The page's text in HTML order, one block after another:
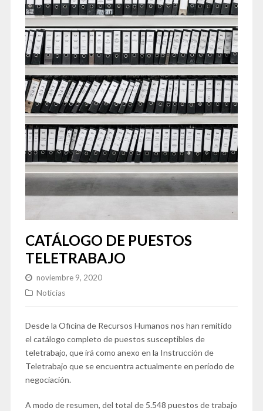
CATÁLOGO DE PUESTOS
TELETRABAJO
noviembre 9, 2020
Noticias
Desde la Oficina de Recursos Humanos nos han remitido
el catálogo completo de puestos susceptibles de
teletrabajo, que irá como anexo en la Instrucción de
Teletrabajo que se encuentra actualmente en período de
negociación.
A modo de resumen, del total de 5.548 puestos de trabajo